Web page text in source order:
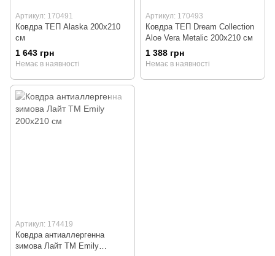
Артикул: 170491
Ковдра ТЕП Alaska 200x210
см
1 643 грн
Немає в наявності
Артикул: 170493
Ковдра ТЕП Dream Collection
Aloe Vera Metalic 200x210 см
1 388 грн
Немає в наявності
Артикул: 174419
Ковдра антиаллергенна
зимова Лайт ТМ Emily